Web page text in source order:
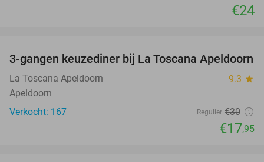
€24
40%
3-gangen keuzediner bij La Toscana Apeldoorn
La Toscana Apeldoorn 9.3 star
Apeldoorn
Verkocht: 167
Regulier €30
€17,95